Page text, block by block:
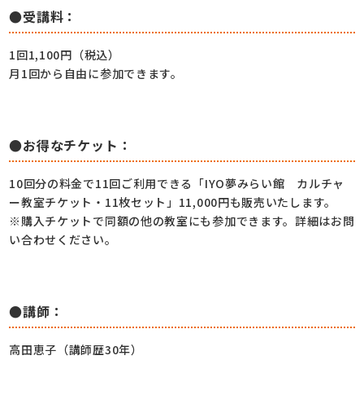
●受講料：
1回1,100円（税込）
月1回から自由に参加できます。
●お得なチケット：
10回分の料金で11回ご利用できる「IYO夢みらい館 カルチャ
ー教室チケット・11枚セット」11,000円も販売いたします。
※購入チケットで同額の他の教室にも参加できます。詳細はお問
い合わせください。
●講師：
高田恵子（講師歴30年）